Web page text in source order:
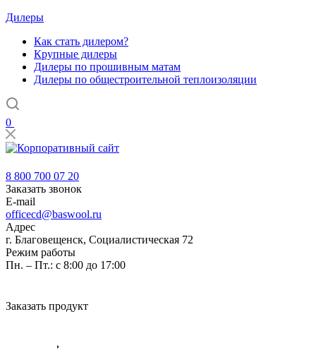
Дилеры
Как стать дилером?
Крупные дилеры
Дилеры по прошивным матам
Дилеры по общестроительной теплоизоляции
0
8 800 700 07 20
Заказать звонок
E-mail
officecd@baswool.ru
Адрес
г. Благовещенск, Социалистическая 72
Режим работы
Пн. – Пт.: с 8:00 до 17:00
Заказать продукт